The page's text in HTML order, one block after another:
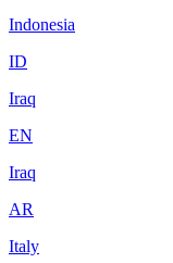
Indonesia
ID
Iraq
EN
Iraq
AR
Italy